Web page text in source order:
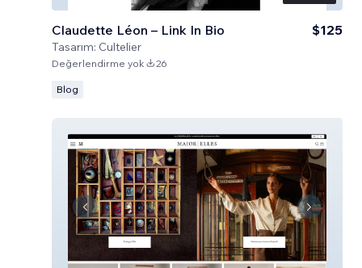
Claudette Léon – Link In Bio
Tasarım: Cultelier
$125
Değerlendirme yok 26
Blog